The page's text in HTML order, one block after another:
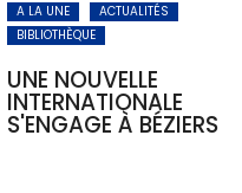
A LA UNE
ACTUALITÉS
BIBLIOTHÈQUE
UNE NOUVELLE
INTERNATIONALE
S'ENGAGE À BÉZIERS